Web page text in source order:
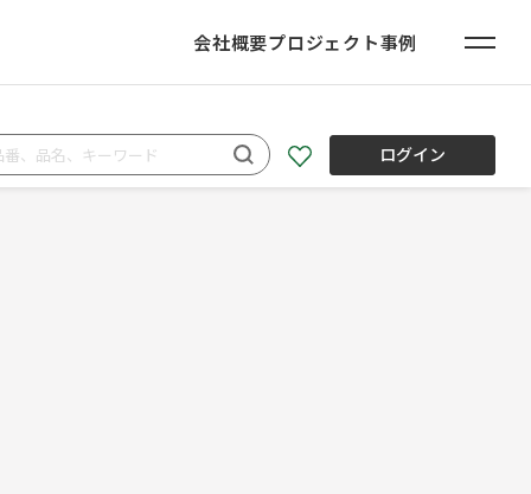
会社概要プロジェクト事例
ログイン